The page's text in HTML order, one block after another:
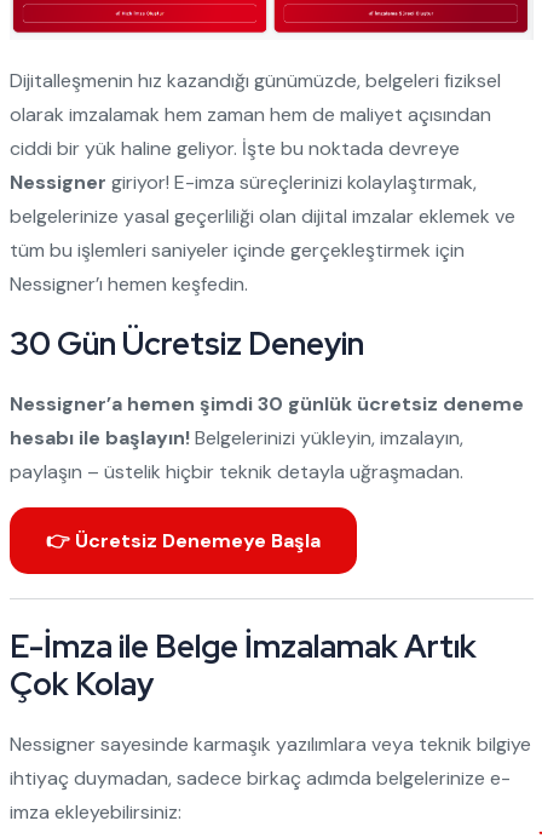
Dijitalleşmenin hız kazandığı günümüzde, belgeleri fiziksel
olarak imzalamak hem zaman hem de maliyet açısından
ciddi bir yük haline geliyor. İşte bu noktada devreye
Nessigner giriyor! E-imza süreçlerinizi kolaylaştırmak,
belgelerinize yasal geçerliliği olan dijital imzalar eklemek ve
tüm bu işlemleri saniyeler içinde gerçekleştirmek için
Nessigner’ı hemen keşfedin.
30 Gün Ücretsiz Deneyin
Nessigner’a hemen şimdi 30 günlük ücretsiz deneme
hesabı ile başlayın!Belgelerinizi yükleyin, imzalayın,
paylaşın – üstelik hiçbir teknik detayla uğraşmadan.
👉 Ücretsiz Denemeye Başla
E-İmza ile Belge İmzalamak Artık
Çok Kolay
Nessigner sayesinde karmaşık yazılımlara veya teknik bilgiye
ihtiyaç duymadan, sadece birkaç adımda belgelerinize e-
imza ekleyebilirsiniz: